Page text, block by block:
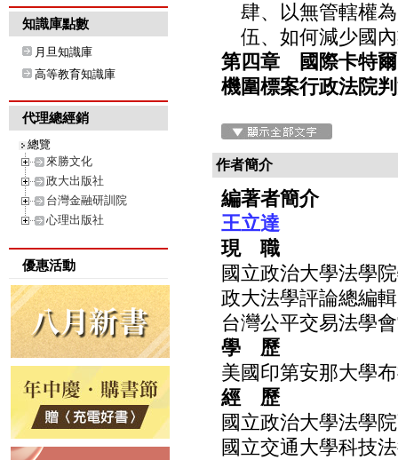
知識庫點數
月旦知識庫
高等教育知識庫
代理總經銷
總覽
來勝文化
政大出版社
台灣金融研訓院
心理出版社
優惠活動
肆、以無管轄權
伍、如何減少國
第四章 國際卡特爾
機圍標案行政法院
作者簡介
編著者簡介
王立達
現 職
國立政治大學法學
政大法學評論總編輯
台灣公平交易法學
學 歷
美國印第安那大學
經 歷
國立政治大學法學
國立交通大學科技